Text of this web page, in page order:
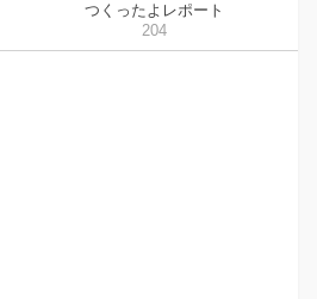
つくったよレポート
204